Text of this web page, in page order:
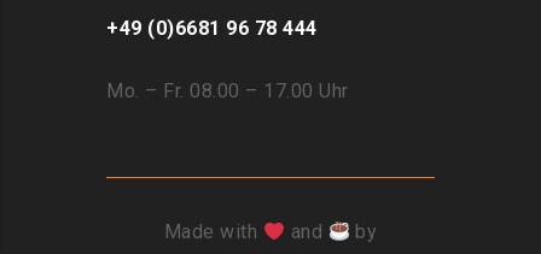
+49 (0)6681 96 78 444
Mo. – Fr. 08.00 – 17.00 Uhr
Made with and
by